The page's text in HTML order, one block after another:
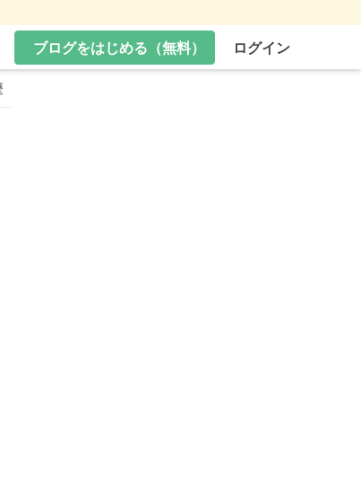
ブログをはじめる（無料）
ログイン